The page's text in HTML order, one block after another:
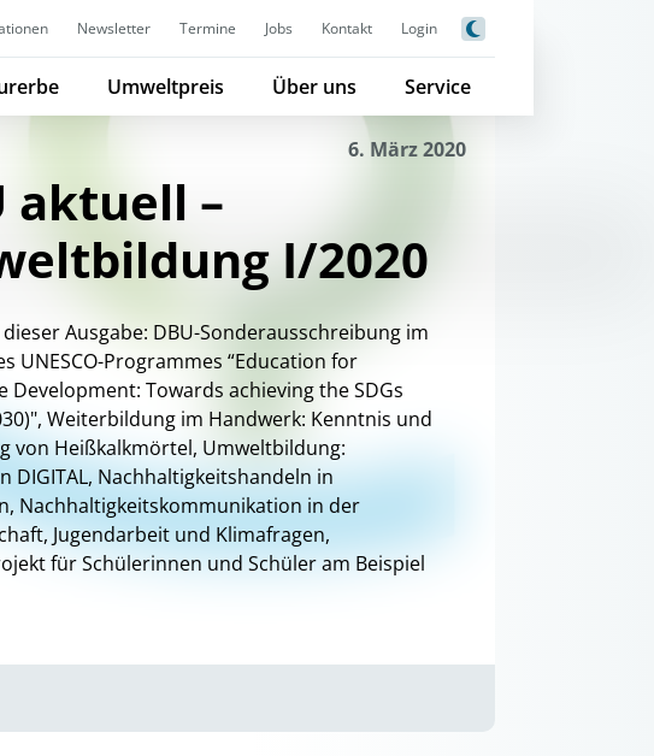
Newsletter Termine Jobs Kontakt Login
Umweltpreis Über uns Service
6. März 2020
aktuell –
I/2020
Ausgabe: DBU-Sonderausschreibung im
UNESCO-Programmes “Education for
Development: Towards achieving the SDGs
Weiterbildung im Handwerk: Kenntnis und
von Heißkalkmörtel, Umweltbildung:
DIGITAL, Nachhaltigkeitshandeln in
Nachhaltigkeitskommunikation in der
Jugendarbeit und Klimafragen,
für Schülerinnen und Schüler am Beispiel